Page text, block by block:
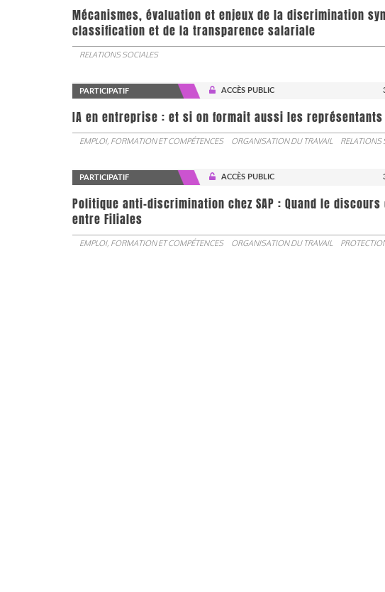
Mécanismes, évaluation et enjeux de la discrimination
classification et de la transparence salariale
RELATIONS SOCIALES
PARTICIPATIF ACCÈS PUBLIC
IA en entreprise : et si on formait aussi les représentants
EMPLOI, FORMATION ET COMPÉTENCES ORGANISATION DU TRAVAIL RELATIONS
PARTICIPATIF ACCÈS PUBLIC
Politique anti-discrimination chez SAP : Quand le
entre Filiales
EMPLOI, FORMATION ET COMPÉTENCES ORGANISATION DU TRAVAIL